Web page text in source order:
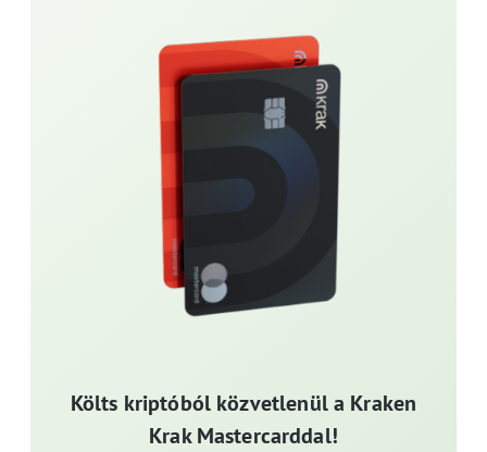
Költs kriptóból közvetlenül a Kraken
Krak Mastercarddal!